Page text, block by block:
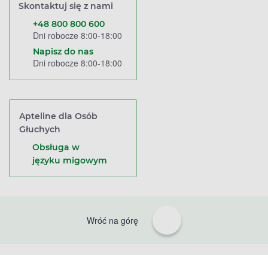
Skontaktuj się z nami
+48 800 800 600
Dni robocze 8:00-18:00
Napisz do nas
Dni robocze 8:00-18:00
Apteline dla Osób
Głuchych
Obsługa w
języku migowym
Wróć na górę